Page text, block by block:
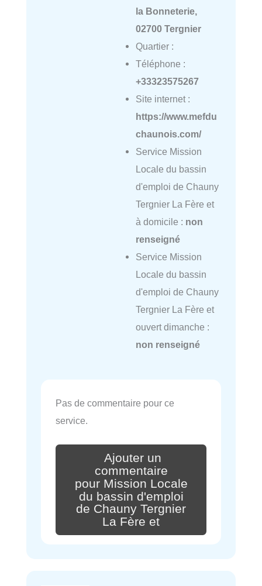
la Bonneterie,
02700 Tergnier
Quartier :
Téléphone :
+33323575267
Site internet :
https://www.mefdu
chaunois.com/
Service Mission
Locale du bassin
d'emploi de Chauny
Tergnier La Fère et
à domicile : non
renseigné
Service Mission
Locale du bassin
d'emploi de Chauny
Tergnier La Fère et
ouvert dimanche :
non renseigné
Pas de commentaire pour ce
service.
Ajouter un
commentaire
pour Mission Locale
du bassin d'emploi
de Chauny Tergnier
La Fère et